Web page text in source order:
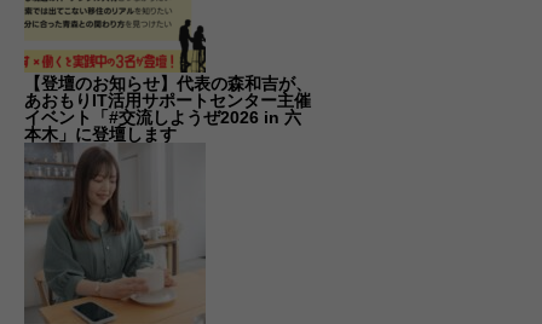
【登壇のお知らせ】代表の森和吉が、
あおもりIT活用サポートセンター主催
イベント「#交流しようぜ2026 in 六
本木」に登壇します